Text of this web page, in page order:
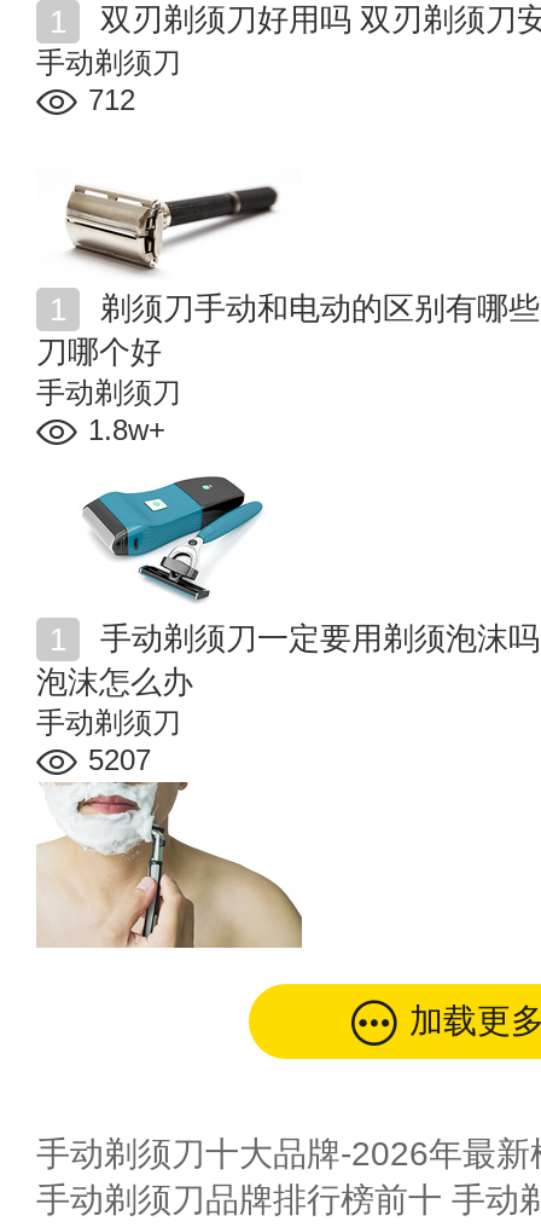
双刃剃须刀好用吗 双刃剃须刀
手动剃须刀
712
刀哪个好
手动剃须刀
1.8w+
泡沫怎么办
手动剃须刀
5207
加载更
手动剃须刀十大品牌-2026年最新
手动剃须刀品牌排行榜前十 手动